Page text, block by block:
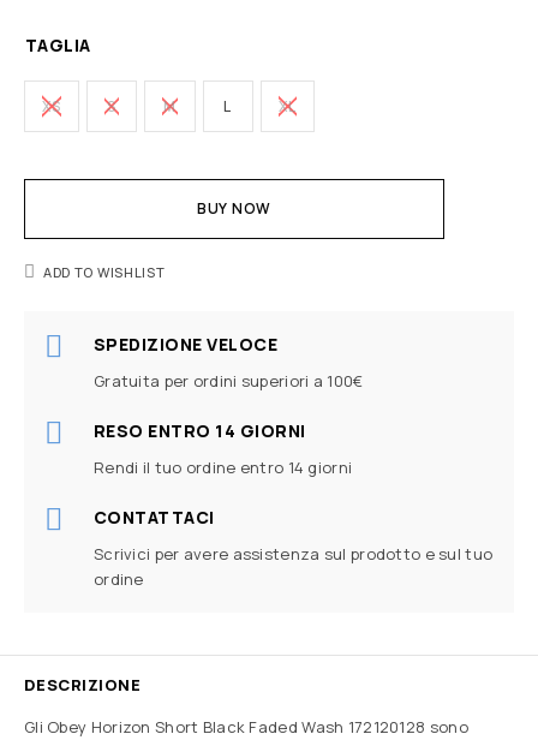
TAGLIA
XS S M L XL
BUY NOW
ADD TO WISHLIST
SPEDIZIONE VELOCE
Gratuita per ordini superiori a 100€
RESO ENTRO 14 GIORNI
Rendi il tuo ordine entro 14 giorni
CONTATTACI
Scrivici per avere assistenza sul prodotto e sul tuo
ordine
DESCRIZIONE
Gli Obey Horizon Short Black Faded Wash 172120128 sono